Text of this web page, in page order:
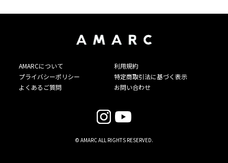
AMARCについて
利用規約
プライバシーポリシー
特定商取引法に基づく表示
よくあるご質問
お問い合わせ
© AMARC ALL RIGHTS RESERVED.